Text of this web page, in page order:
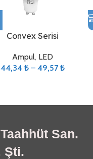
Convex Serisi
Ampul, LED
44,34 ₺ – 49,57₺
San.
Şti.